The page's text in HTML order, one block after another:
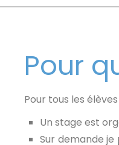
Pour
Pour tous les
Un stage est
Sur demande